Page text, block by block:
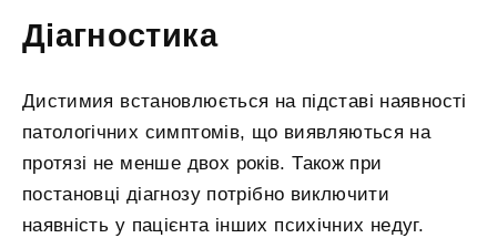
Діагностика
Дистимия встановлюється на підставі наявності
патологічних симптомів, що виявляються на
протязі не менше двох років. Також при
постановці діагнозу потрібно виключити
наявність у пацієнта інших психічних недуг.